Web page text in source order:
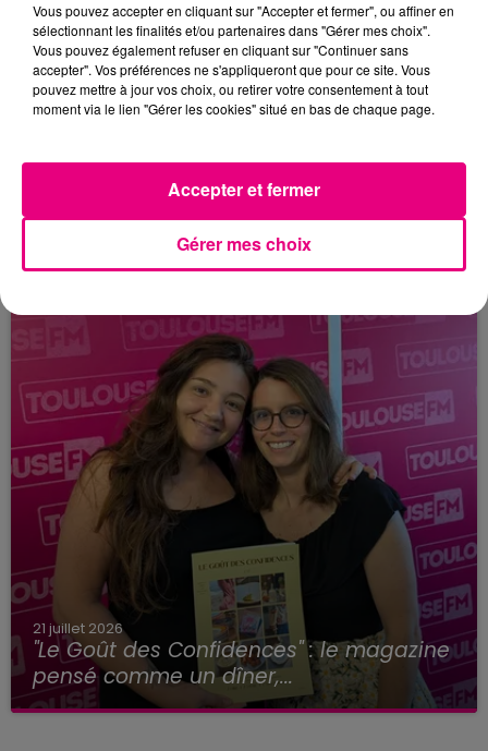
Affaire Jubillar : le procès en appel
reporté au premier semestre 2027
21 juillet 2026
"Le Goût des Confidences" : le magazine
pensé comme un dîner,...
Vous pouvez accepter en cliquant sur "Accepter et fermer", ou affiner en
sélectionnant les finalités et/ou partenaires dans "Gérer mes choix".
Vous pouvez également refuser en cliquant sur "Continuer sans
accepter". Vos préférences ne s'appliqueront que pour ce site. Vous
pouvez mettre à jour vos choix, ou retirer votre consentement à tout
moment via le lien "Gérer les cookies" situé en bas de chaque page.
Gérer mes choix
Accepter et fermer